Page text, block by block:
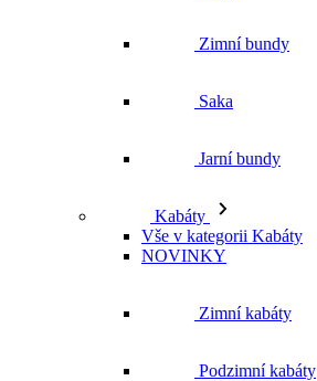
Zimní bundy
Saka
Jarní bundy
Kabáty
Vše v kategorii Kabáty
NOVINKY
Zimní kabáty
Podzimní kabáty